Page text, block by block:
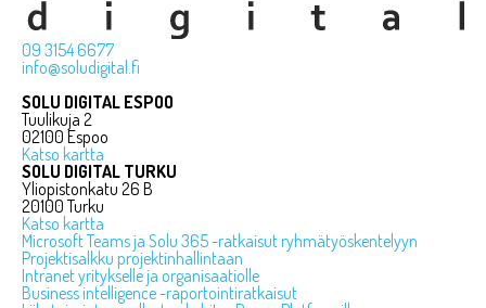
09 3154 6677
info@soludigital.fi
SOLU DIGITAL ESPOO
Tuulikuja 2
02100 Espoo
Katso kartta
SOLU DIGITAL TURKU
Yliopistonkatu 26 B
20100 Turku
Katso kartta
Microsoft Teams ja Solu 365 -ratkaisut ryhmätyöskentelyyn
Projektisalkku projektinhallintaan
Intranet yritykselle ja organisaatiolle
Business intelligence -raportointiratkaisut